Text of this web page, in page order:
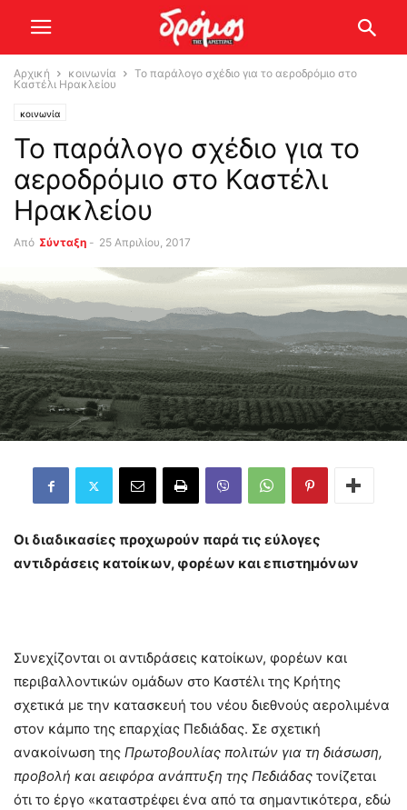
Αρχική κοινωνία
Το παράλογο σχέδιο για το αεροδρόμιο στο
Καστέλι Ηρακλείου
κοινωνία
Το παράλογο σχέδιο για το
αεροδρόμιο στο Καστέλι
Ηρακλείου
Από Σύνταξη - 25 Απριλίου, 2017
Οι διαδικασίες προχωρούν παρά τις εύλογες
αντιδράσεις κατοίκων, φορέων και επιστημόνων
Συνεχίζονται οι αντιδράσεις κατοίκων, φορέων και
περιβαλλοντικών ομάδων στο Καστέλι της Κρήτης
σχετικά με την κατασκευή του νέου διεθνούς αερολιμένα
στον κάμπο της επαρχίας Πεδιάδας. Σε σχετική
ανακοίνωση της Πρωτοβουλίας πολιτών για τη διάσωση,
προβολή και αειφόρα ανάπτυξη της Πεδιάδας τονίζεται
ότι το έργο «καταστρέφει ένα από τα σημαντικότερα, εδώ